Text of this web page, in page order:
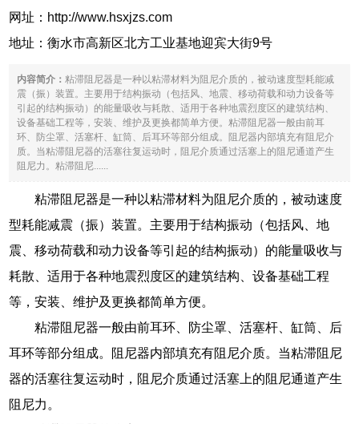
网址： http://www.hsxjzs.com
地址：衡水市高新区北方工业基地迎宾大街9号
内容简介： 粘滞阻尼器是一种以粘滞材料为阻尼介质的，被动速度型耗能减
震（振）装置。主要用于结构振动（包括风、地震、移动荷载和动力设备等
引起的结构振动）的能量吸收与耗散、适用于各种地震烈度区的建筑结构、
设备基础工程等，安装、维护及更换都简单方便。粘滞阻尼器一般由前耳
环、防尘罩、活塞杆、缸筒、后耳环等部分组成。阻尼器内部填充有阻尼介
质。当粘滞阻尼器的活塞往复运动时，阻尼介质通过活塞上的阻尼通道产生
阻尼力。粘滞阻尼......
粘滞阻尼器是一种以粘滞材料为阻尼介质的，被动速度
型耗能减震（振）装置。主要用于结构振动（包括风、地
震、移动荷载和动力设备等引起的结构振动）的能量吸收与
耗散、适用于各种地震烈度区的建筑结构、设备基础工程
等，安装、维护及更换都简单方便。
粘滞阻尼器一般由前耳环、防尘罩、活塞杆、缸筒、后
耳环等部分组成。阻尼器内部填充有阻尼介质。当粘滞阻尼
器的活塞往复运动时，阻尼介质通过活塞上的阻尼通道产生
阻尼力。